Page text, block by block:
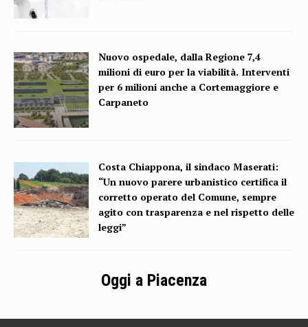
Nuovo ospedale, dalla Regione 7,4
milioni di euro per la viabilità. Interventi
per 6 milioni anche a Cortemaggiore e
Carpaneto
Costa Chiappona, il sindaco Maserati:
“Un nuovo parere urbanistico certifica il
corretto operato del Comune, sempre
agito con trasparenza e nel rispetto delle
leggi”
Oggi a Piacenza